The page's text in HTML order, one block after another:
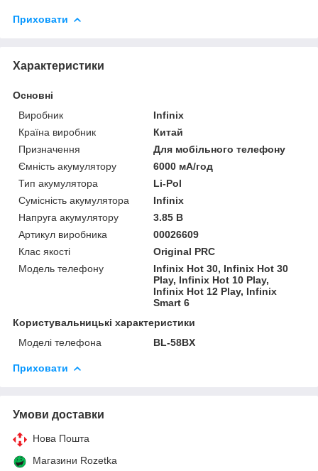
Приховати
Характеристики
Основні
Виробник
Infinix
Країна виробник
Китай
Призначення
Для мобільного телефону
Ємність акумулятору
6000 мА/год
Тип акумулятора
Li-Pol
Сумісність акумулятора
Infinix
Напруга акумулятору
3.85 В
Артикул виробника
00026609
Клас якості
Original PRC
Модель телефону
Infinix Hot 30, Infinix Hot 30
Play, Infinix Hot 10 Play,
Infinix Hot 12 Play, Infinix
Smart 6
Користувальницькі характеристики
Моделі телефона
BL-58BX
Приховати
Умови доставки
Нова Пошта
Магазини Rozetka